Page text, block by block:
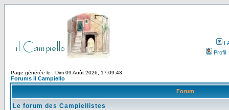
Profil
Page générée le : Dim 09 Août 2026, 17:09:43
Forums il Campiello
Forum
Le forum des Campiellistes